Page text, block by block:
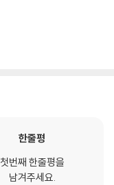
한줄평
첫번째 한줄평을
남겨주세요.